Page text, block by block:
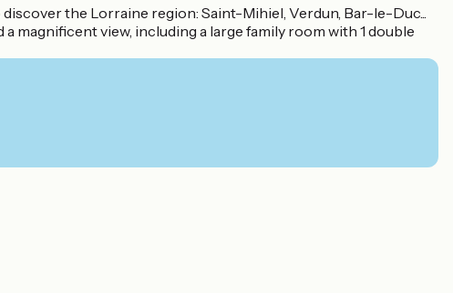
the Lorraine region: Saint-Mihiel, Verdun, Bar-le-Duc...
magnificent view, including a large family room with 1 double